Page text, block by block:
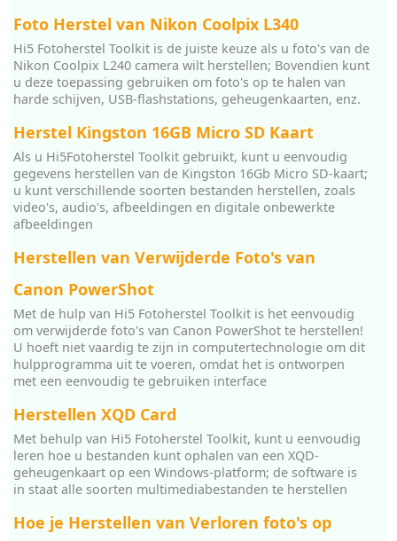
Foto Herstel van Nikon Coolpix L340
Hi5 Fotoherstel Toolkit is de juiste keuze als u foto's van de
Nikon Coolpix L240 camera wilt herstellen; Bovendien kunt
u deze toepassing gebruiken om foto's op te halen van
harde schijven, USB-flashstations, geheugenkaarten, enz.
Herstel Kingston 16GB Micro SD Kaart
Als u Hi5Fotoherstel Toolkit gebruikt, kunt u eenvoudig
gegevens herstellen van de Kingston 16Gb Micro SD-kaart;
u kunt verschillende soorten bestanden herstellen, zoals
video's, audio's, afbeeldingen en digitale onbewerkte
afbeeldingen
Herstellen van Verwijderde Foto's van
Canon PowerShot
Met de hulp van Hi5 Fotoherstel Toolkit is het eenvoudig
om verwijderde foto's van Canon PowerShot te herstellen!
U hoeft niet vaardig te zijn in computertechnologie om dit
hulpprogramma uit te voeren, omdat het is ontworpen
met een eenvoudig te gebruiken interface
Herstellen XQD Card
Met behulp van Hi5 Fotoherstel Toolkit, kunt u eenvoudig
leren hoe u bestanden kunt ophalen van een XQD-
geheugenkaart op een Windows-platform; de software is
in staat alle soorten multimediabestanden te herstellen
Hoe je Herstellen van Verloren foto's op